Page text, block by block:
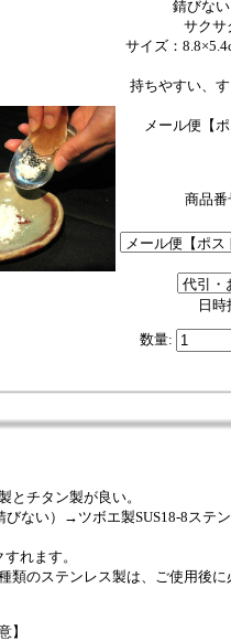
錆びな
サクサ
サイズ：
持ちやすい、
メール便【
商品番
日時
数量:
とチタン製が良い。
びない）→ツボエ製SUS18-8ス
れます。
類のステンレス製は、ご使用後
】